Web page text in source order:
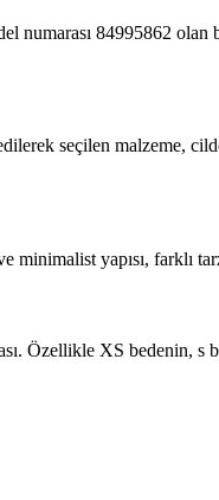
84995862
seçilen malzeme,
yapısı, farklı
Özellikle XS bedenin,